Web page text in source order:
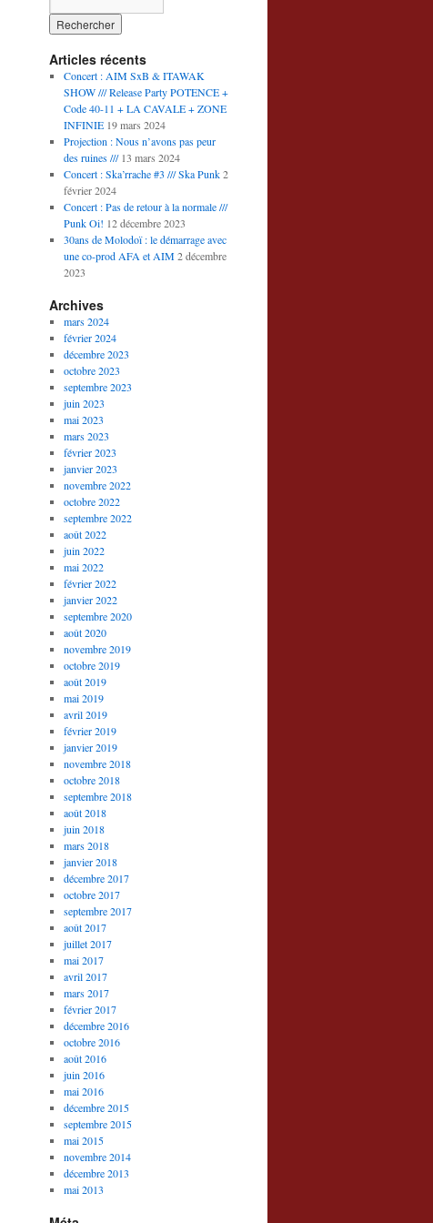
Articles récents
Concert : AIM SxB & ITAWAK
SHOW /// Release Party POTENCE +
Code 40-11 + LA CAVALE + ZONE
INFINIE 19 mars 2024
Projection : Nous n’avons pas peur
des ruines /// 13 mars 2024
Concert : Ska’rrache #3 /// Ska Punk 2
février 2024
Concert : Pas de retour à la normale ///
Punk Oi! 12 décembre 2023
30ans de Molodoï : le démarrage avec
une co-prod AFA et AIM 2 décembre
2023
Archives
mars 2024
février 2024
décembre 2023
octobre 2023
septembre 2023
juin 2023
mai 2023
mars 2023
février 2023
janvier 2023
novembre 2022
octobre 2022
septembre 2022
août 2022
juin 2022
mai 2022
février 2022
janvier 2022
septembre 2020
août 2020
novembre 2019
octobre 2019
août 2019
mai 2019
avril 2019
février 2019
janvier 2019
novembre 2018
octobre 2018
septembre 2018
août 2018
juin 2018
mars 2018
janvier 2018
décembre 2017
octobre 2017
septembre 2017
août 2017
juillet 2017
mai 2017
avril 2017
mars 2017
février 2017
décembre 2016
octobre 2016
août 2016
juin 2016
mai 2016
décembre 2015
septembre 2015
mai 2015
novembre 2014
décembre 2013
mai 2013